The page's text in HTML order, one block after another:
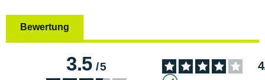
Bewertung
3.5/5 4